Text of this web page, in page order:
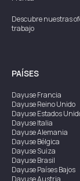
Descubre nuestras
trabajo
PAÍSES
DayuseFrancia
DayuseReino Unido
DayuseEstados
DayuseItalia
DayuseAlemania
DayuseBélgica
DayuseSuiza
DayuseBrasil
DayusePaíses Bajos
DayuseAustria